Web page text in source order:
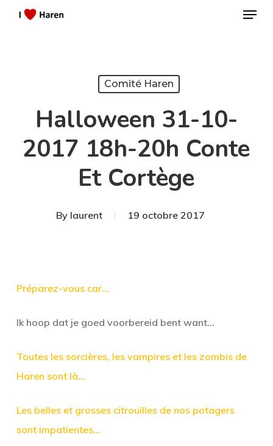
Menu
Comité Haren
Halloween 31-10-
2017 18h-20h Conte
Et Cortège
By laurent 19 octobre 2017
Préparez-vous car…
Ik hoop dat je goed voorbereid bent want…
Toutes les sorcières, les vampires et les zombis de
Haren sont là…
Les belles et grosses citrouilles de nos potagers
sont impatientes…